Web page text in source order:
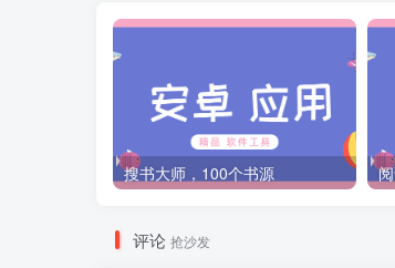
搜书大师，100个书源
评论 抢沙发